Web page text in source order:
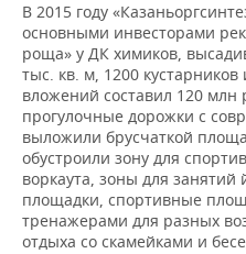
В 2015 году
основными инвесторами
роща» у ДК химиков,
тыс. кв. м, 1200
вложений составил 120
прогулочные дорожки с
выложили брусчаткой
обустроили зону для
воркаута, зоны для занятий
площадки, спортивные
тренажерами для разных
отдыха со скамейками и